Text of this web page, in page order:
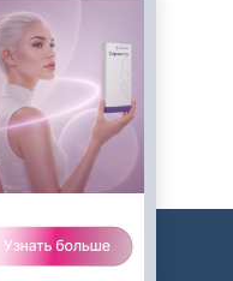
-admin@gdz.me